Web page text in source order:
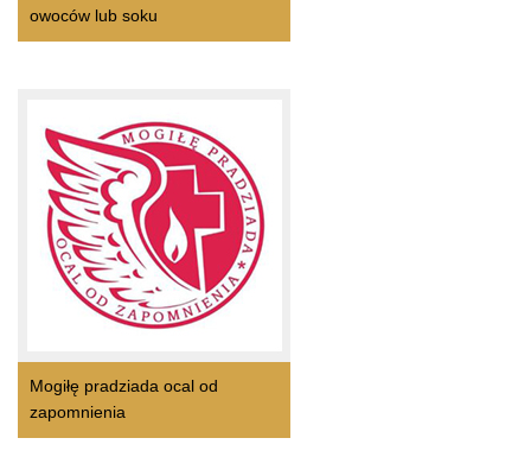
owoców lub soku
Mogiłę pradziada ocal od
zapomnienia